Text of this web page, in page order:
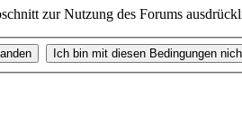
zur Nutzung des Forums